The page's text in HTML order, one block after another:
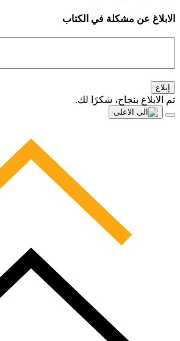
الابلاغ عن مشكلة في الكتاب
إبلاغ
تم الابلاغ بنجاح، شكرًا لك.